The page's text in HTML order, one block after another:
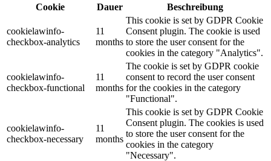
Cookie
Dauer Beschreibung
cookielawinfo-
checkbox-analytics
11
months
This cookie is set by GDPR Cookie
Consent plugin. The cookie is used
to store the user consent for the
cookies in the category "Analytics".
cookielawinfo-
checkbox-functional
11
months
The cookie is set by GDPR cookie
consent to record the user consent
for the cookies in the category
"Functional".
cookielawinfo-
checkbox-necessary
11
months
This cookie is set by GDPR Cookie
Consent plugin. The cookies is used
to store the user consent for the
cookies in the category
"Necessary".